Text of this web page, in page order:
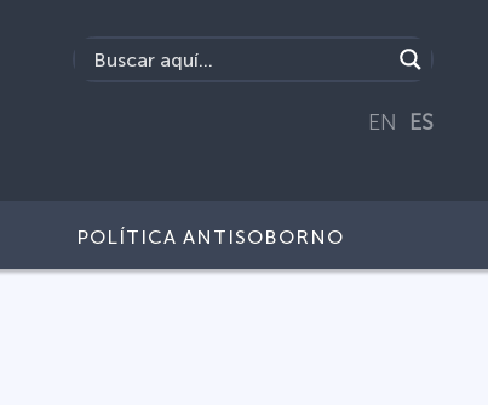
EN ES
POLÍTICA ANTISOBORNO